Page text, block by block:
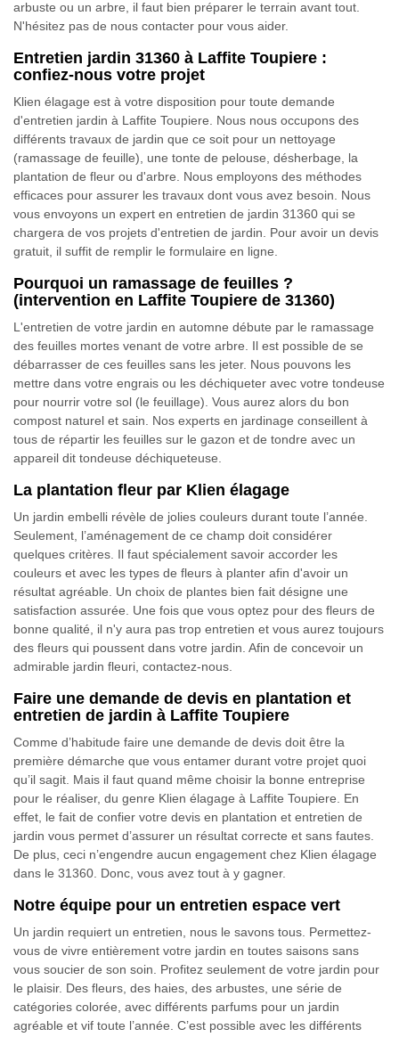
arbuste ou un arbre, il faut bien préparer le terrain avant tout.
N'hésitez pas de nous contacter pour vous aider.
Entretien jardin 31360 à Laffite Toupiere :
confiez-nous votre projet
Klien élagage est à votre disposition pour toute demande
d'entretien jardin à Laffite Toupiere. Nous nous occupons des
différents travaux de jardin que ce soit pour un nettoyage
(ramassage de feuille), une tonte de pelouse, désherbage, la
plantation de fleur ou d'arbre. Nous employons des méthodes
efficaces pour assurer les travaux dont vous avez besoin. Nous
vous envoyons un expert en entretien de jardin 31360 qui se
chargera de vos projets d'entretien de jardin. Pour avoir un devis
gratuit, il suffit de remplir le formulaire en ligne.
Pourquoi un ramassage de feuilles ?
(intervention en Laffite Toupiere de 31360)
L'entretien de votre jardin en automne débute par le ramassage
des feuilles mortes venant de votre arbre. Il est possible de se
débarrasser de ces feuilles sans les jeter. Nous pouvons les
mettre dans votre engrais ou les déchiqueter avec votre tondeuse
pour nourrir votre sol (le feuillage). Vous aurez alors du bon
compost naturel et sain. Nos experts en jardinage conseillent à
tous de répartir les feuilles sur le gazon et de tondre avec un
appareil dit tondeuse déchiqueteuse.
La plantation fleur par Klien élagage
Un jardin embelli révèle de jolies couleurs durant toute l’année.
Seulement, l’aménagement de ce champ doit considérer
quelques critères. Il faut spécialement savoir accorder les
couleurs et avec les types de fleurs à planter afin d'avoir un
résultat agréable. Un choix de plantes bien fait désigne une
satisfaction assurée. Une fois que vous optez pour des fleurs de
bonne qualité, il n'y aura pas trop entretien et vous aurez toujours
des fleurs qui poussent dans votre jardin. Afin de concevoir un
admirable jardin fleuri, contactez-nous.
Faire une demande de devis en plantation et
entretien de jardin à Laffite Toupiere
Comme d’habitude faire une demande de devis doit être la
première démarche que vous entamer durant votre projet quoi
qu’il sagit. Mais il faut quand même choisir la bonne entreprise
pour le réaliser, du genre Klien élagage à Laffite Toupiere. En
effet, le fait de confier votre devis en plantation et entretien de
jardin vous permet d’assurer un résultat correcte et sans fautes.
De plus, ceci n’engendre aucun engagement chez Klien élagage
dans le 31360. Donc, vous avez tout à y gagner.
Notre équipe pour un entretien espace vert
Un jardin requiert un entretien, nous le savons tous. Permettez-
vous de vivre entièrement votre jardin en toutes saisons sans
vous soucier de son soin. Profitez seulement de votre jardin pour
le plaisir. Des fleurs, des haies, des arbustes, une série de
catégories colorée, avec différents parfums pour un jardin
agréable et vif toute l’année. C’est possible avec les différents